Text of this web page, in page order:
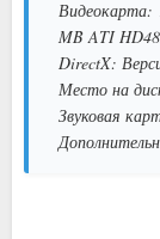
Видеокарта:
MB ATI
DirectX:
Место на
Звуковая